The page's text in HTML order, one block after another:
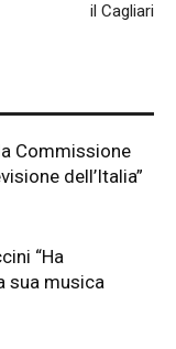
il Cagliari
Commissione
dell’Italia”
“Ha
sua musica